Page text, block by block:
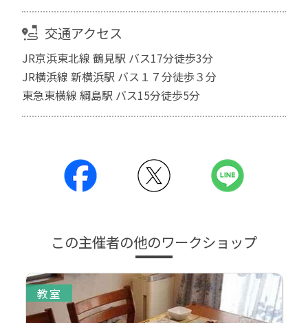
交通アクセス
JR京浜東北線 鶴見駅 バス17分徒歩3分
JR横浜線 新横浜駅 バス１７分徒歩３分
東急東横線 綱島駅 バス15分徒歩5分
この主催者の他のワークショップ
教室